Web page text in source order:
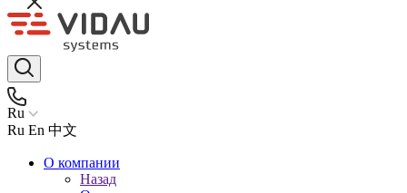
Ru
Ru En 中文
О компании
Назад